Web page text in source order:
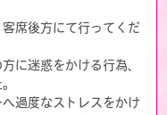
席後方にて行ってくだ
に迷惑をかける行為、
過度なストレスをかけ